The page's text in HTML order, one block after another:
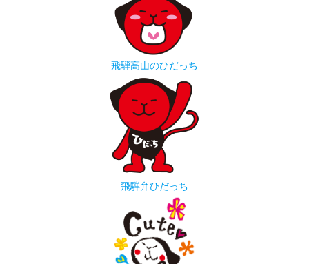
飛騨高山のひだっち
飛騨弁ひだっち